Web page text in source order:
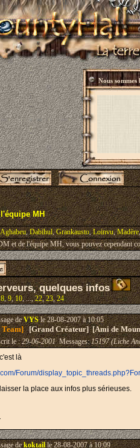
Nous sommes
MH
Aghabeu,Dabihul,Grankausto,Loinvu,Madère
et de l'équipe MH, vous pouvez cependant
quelques infos
8,9,10, ...,22,23,24
deVYSle 28-08-2007 à 10:05
[Grand Créateur] [Ami de
le :29-06-2001Messages:15197 (Liche
là
Forum/
la place aux infos plus sérieuses.
dekoktaille 28-08-2007 à 10:09